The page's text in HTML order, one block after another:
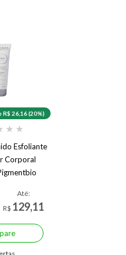
R$ 26,16 (20%)
★ ★
Esfoliante
Corporal
Até:
R$ 129,11